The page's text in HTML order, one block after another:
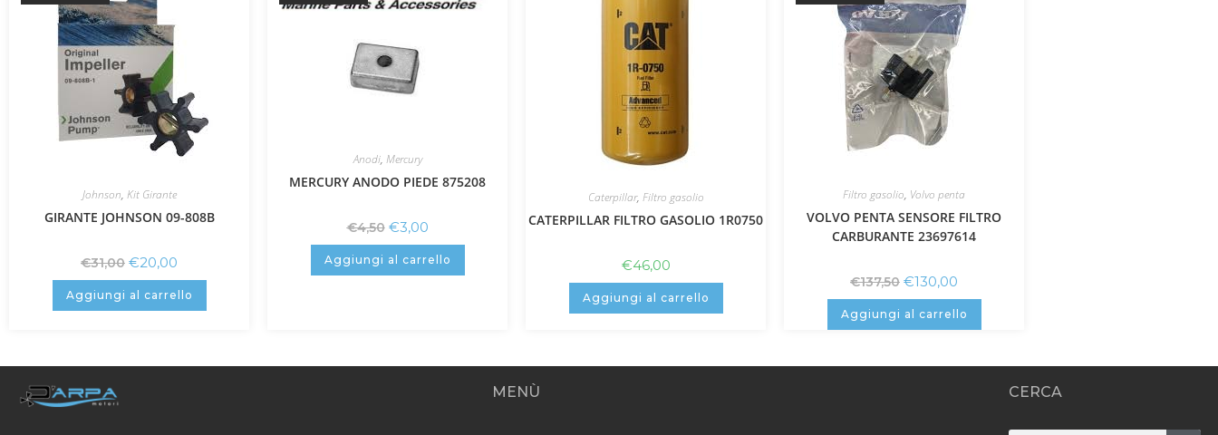
Johnson, Kit Girante
GIRANTE JOHNSON 09-808B
€31,00 €20,00
Aggiungi al carrello
Anodi, Mercury
MERCURY ANODO PIEDE 875208
€4,50 €3,00
Aggiungi al carrello
Caterpillar, Filtro gasolio
CATERPILLAR FILTRO GASOLIO 1R0750
€46,00
Aggiungi al carrello
Filtro gasolio, Volvo penta
VOLVO PENTA SENSORE FILTRO
CARBURANTE 23697614
€137,50 €130,00
Aggiungi al carrello
MENÙ CERCA